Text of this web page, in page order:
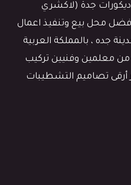
جدة (لاكشري
محل بيع وتنفيذ اعمال
جده ، بالمملكة العربية
من معلمين وفنيين تركيب
أرقى تصاميم التشطيبات